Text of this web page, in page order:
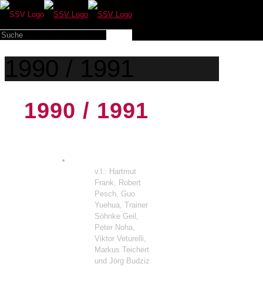
1990 / 1991
1990 / 1991
v.l.: Hartmut
Frank, Robert
Pesch, Guo
Yuehua, Trainer
Söhnke Geil,
Peter Noha,
Viktor Veturelli,
Markus Teichert
und Jörg Budziz